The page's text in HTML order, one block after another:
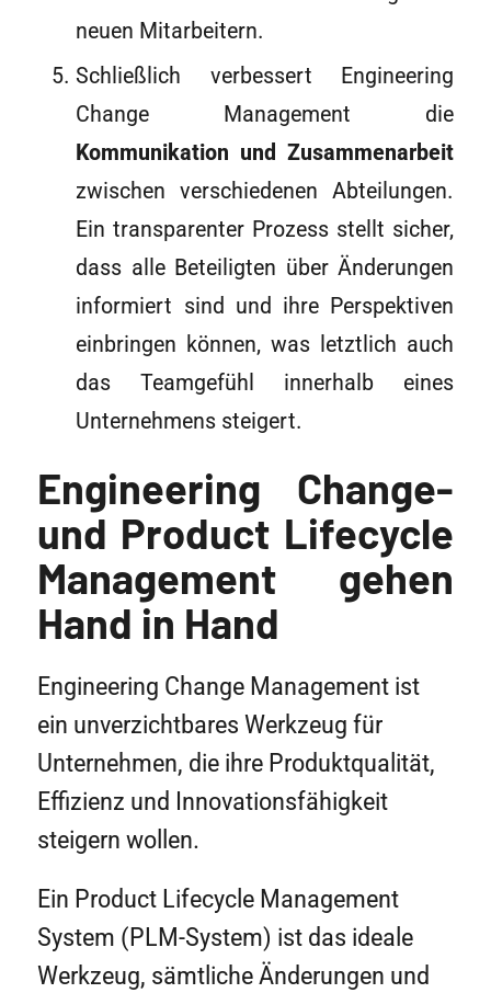
neuen Mitarbeitern.
Schließlich verbessert Engineering
Change Management die
Kommunikation und Zusammenarbeit
zwischen verschiedenen Abteilungen.
Ein transparenter Prozess stellt sicher,
dass alle Beteiligten über Änderungen
informiert sind und ihre Perspektiven
einbringen können, was letztlich auch
das Teamgefühl innerhalb eines
Unternehmens steigert.
Engineering Change-
und Product Lifecycle
Management gehen
Hand in Hand
Engineering Change Management ist
ein unverzichtbares Werkzeug für
Unternehmen, die ihre Produktqualität,
Effizienz und Innovationsfähigkeit
steigern wollen.
Ein Product Lifecycle Management
System (PLM-System) ist das ideale
Werkzeug, sämtliche Änderungen und